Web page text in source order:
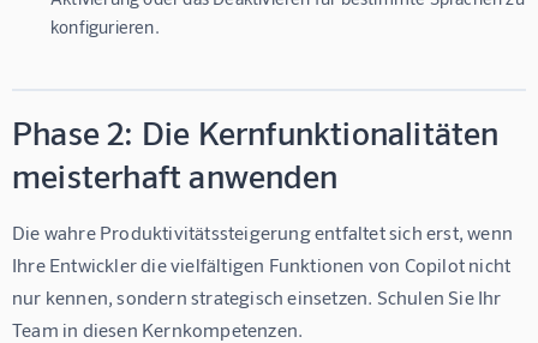
konfigurieren.
Phase 2: Die Kernfunktionalitäten
meisterhaft anwenden
Die wahre Produktivitätssteigerung entfaltet sich erst, wenn
Ihre Entwickler die vielfältigen Funktionen von Copilot nicht
nur kennen, sondern strategisch einsetzen. Schulen Sie Ihr
Team in diesen Kernkompetenzen.